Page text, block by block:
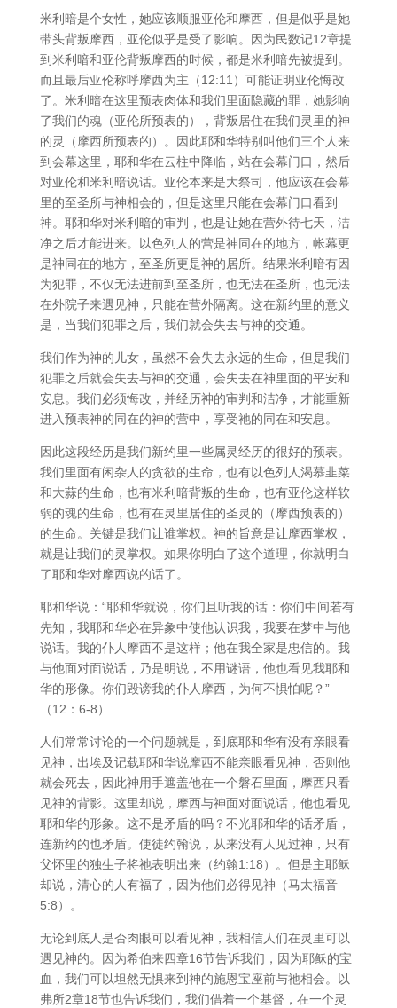
米利暗是个女性，她应该顺服亚伦和摩西，但是似乎是她
带头背叛摩西，亚伦似乎是受了影响。因为民数记12章提
到米利暗和亚伦背叛摩西的时候，都是米利暗先被提到。
而且最后亚伦称呼摩西为主（12:11）可能证明亚伦悔改
了。米利暗在这里预表肉体和我们里面隐藏的罪，她影响
了我们的魂（亚伦所预表的），背叛居住在我们灵里的神
的灵（摩西所预表的）。因此耶和华特别叫他们三个人来
到会幕这里，耶和华在云柱中降临，站在会幕门口，然后
对亚伦和米利暗说话。亚伦本来是大祭司，他应该在会幕
里的至圣所与神相会的，但是这里只能在会幕门口看到
神。耶和华对米利暗的审判，也是让她在营外待七天，洁
净之后才能进来。以色列人的营是神同在的地方，帐幕更
是神同在的地方，至圣所更是神的居所。结果米利暗有因
为犯罪，不仅无法进前到至圣所，也无法在圣所，也无法
在外院子来遇见神，只能在营外隔离。这在新约里的意义
是，当我们犯罪之后，我们就会失去与神的交通。
我们作为神的儿女，虽然不会失去永远的生命，但是我们
犯罪之后就会失去与神的交通，会失去在神里面的平安和
安息。我们必须悔改，并经历神的审判和洁净，才能重新
进入预表神的同在的神的营中，享受祂的同在和安息。
因此这段经历是我们新约里一些属灵经历的很好的预表。
我们里面有闲杂人的贪欲的生命，也有以色列人渴慕韭菜
和大蒜的生命，也有米利暗背叛的生命，也有亚伦这样软
弱的魂的生命，也有在灵里居住的圣灵的（摩西预表的）
的生命。关键是我们让谁掌权。神的旨意是让摩西掌权，
就是让我们的灵掌权。如果你明白了这个道理，你就明白
了耶和华对摩西说的话了。
耶和华说：“耶和华就说，你们且听我的话：你们中间若有
先知，我耶和华必在异象中使他认识我，我要在梦中与他
说话。我的仆人摩西不是这样；他在我全家是忠信的。我
与他面对面说话，乃是明说，不用谜语，他也看见我耶和
华的形像。你们毁谤我的仆人摩西，为何不惧怕呢？”
（12：6-8）
人们常常讨论的一个问题就是，到底耶和华有没有亲眼看
见神，出埃及记载耶和华说摩西不能亲眼看见神，否则他
就会死去，因此神用手遮盖他在一个磐石里面，摩西只看
见神的背影。这里却说，摩西与神面对面说话，他也看见
耶和华的形象。这不是矛盾的吗？不光耶和华的话矛盾，
连新约的也矛盾。使徒约翰说，从来没有人见过神，只有
父怀里的独生子将祂表明出来（约翰1:18）。但是主耶稣
却说，清心的人有福了，因为他们必得见神（马太福音
5:8）。
无论到底人是否肉眼可以看见神，我相信人们在灵里可以
遇见神的。因为希伯来四章16节告诉我们，因为耶稣的宝
血，我们可以坦然无惧来到神的施恩宝座前与祂相会。以
弗所2章18节也告诉我们，我们借着一个基督，在一个灵